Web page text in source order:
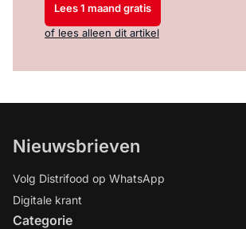
Lees 1 maand gratis
of lees alleen dit artikel
Nieuwsbrieven
Volg Distrifood op WhatsApp
Digitale krant
Categorie